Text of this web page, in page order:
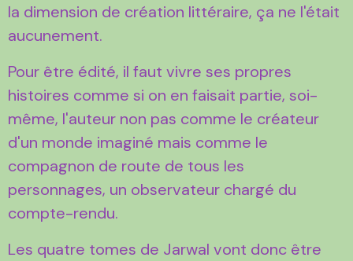
la dimension de création littéraire, ça ne l'était
aucunement.
Pour être édité, il faut vivre ses propres
histoires comme si on en faisait partie, soi-
même, l'auteur non pas comme le créateur
d'un monde imaginé mais comme le
compagnon de route de tous les
personnages, un observateur chargé du
compte-rendu.
Les quatre tomes de Jarwal vont donc être